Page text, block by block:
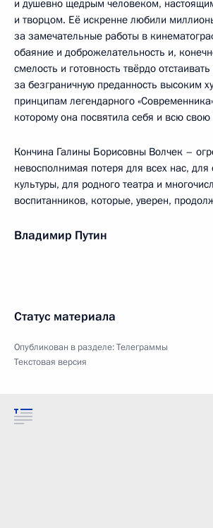
и душевно щедрым человеком,
и творцом. Её искренне любили
за замечательные работы в
обаяние и доброжелательность и,
смелость и готовность твёрдо
за безграничную преданность высоким
принципам легендарного
которому она посвятила себя и всю
Кончина Галины Борисовны Волчек –
невосполнимая потеря для всех нас, для
культуры, для родного театра и
воспитанников, которые, уверен,
Владимир Путин
Статус материала
Опубликован в разделе:Телеграммы
Текстовая версия